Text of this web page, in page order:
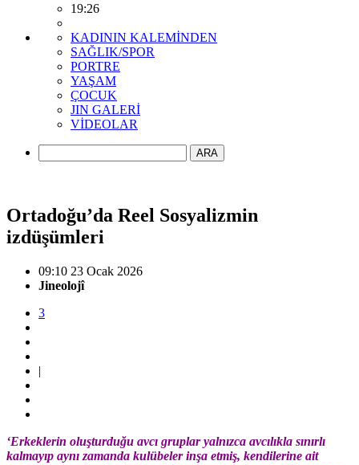
19:26
KADININ KALEMİNDEN
SAĞLIK/SPOR
PORTRE
YAŞAM
ÇOCUK
JIN GALERİ
VİDEOLAR
ARA
Ortadoğu’da Reel Sosyalizmin
izdüşümleri
09:10 23 Ocak 2026
Jineolojî
3
|
‘Erkeklerin oluşturduğu avcı gruplar yalnızca avcılıkla sınırlı
kalmayıp aynı zamanda kulübeler inşa etmiş, kendilerine ait